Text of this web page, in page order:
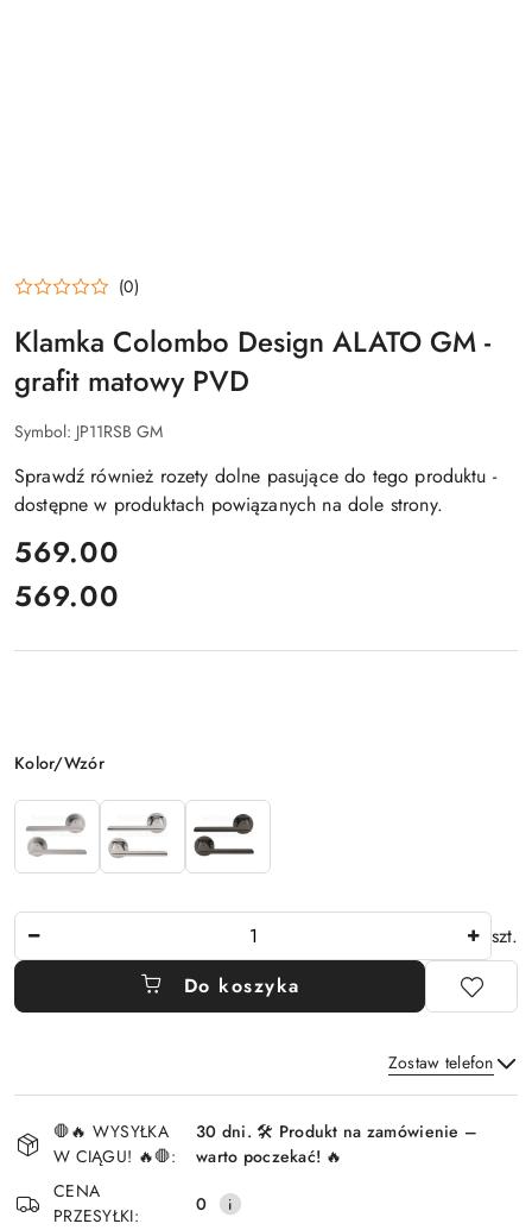
(0)
Klamka Colombo Design ALATO GM -
grafit matowy PVD
Symbol: JP11RSB GM
Sprawdź również rozety dolne pasujące do tego produktu -
dostępne w produktach powiązanych na dole strony.
cena:
569.00
Cena:
569.00
Wariant
Kolor/Wzór
szt.
Do koszyka
Zostaw telefon
Wyślij
i
dostawa
🛑🔥 WYSYŁKA
W CIĄGU! 🔥🛑:
30 dni. 🛠️ Produkt na zamówienie –
warto poczekać! 🔥
CENA
PRZESYŁKI:
0